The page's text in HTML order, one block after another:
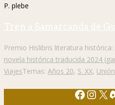
P. plebe
Tren a Samarcanda de
Premio Hislibris literatura histórica:
novela histórica traducida 2024
ViajesTemas: Años 20, S. XX,
X